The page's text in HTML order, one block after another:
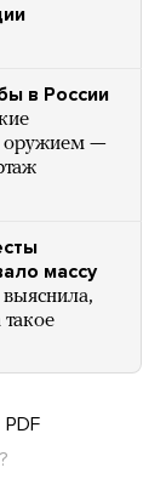
в России
оружием —
массу
PDF